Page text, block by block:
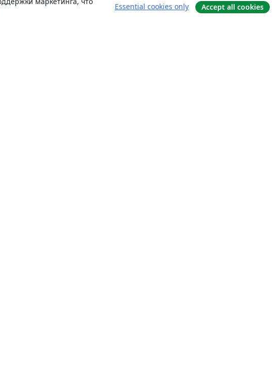
Essential cookies only Accept all cookies